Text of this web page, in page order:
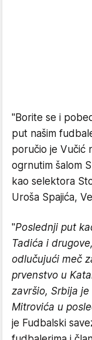
"Borite se i
put našim
poručio je Vučić
ogrnutim šalom
kao selektora
Uroša Spajića,
"Poslednji put
Tadića i
odlučujući meč
prvenstvo u
završio, Srbija
Mitrovića u
je Fudbalski